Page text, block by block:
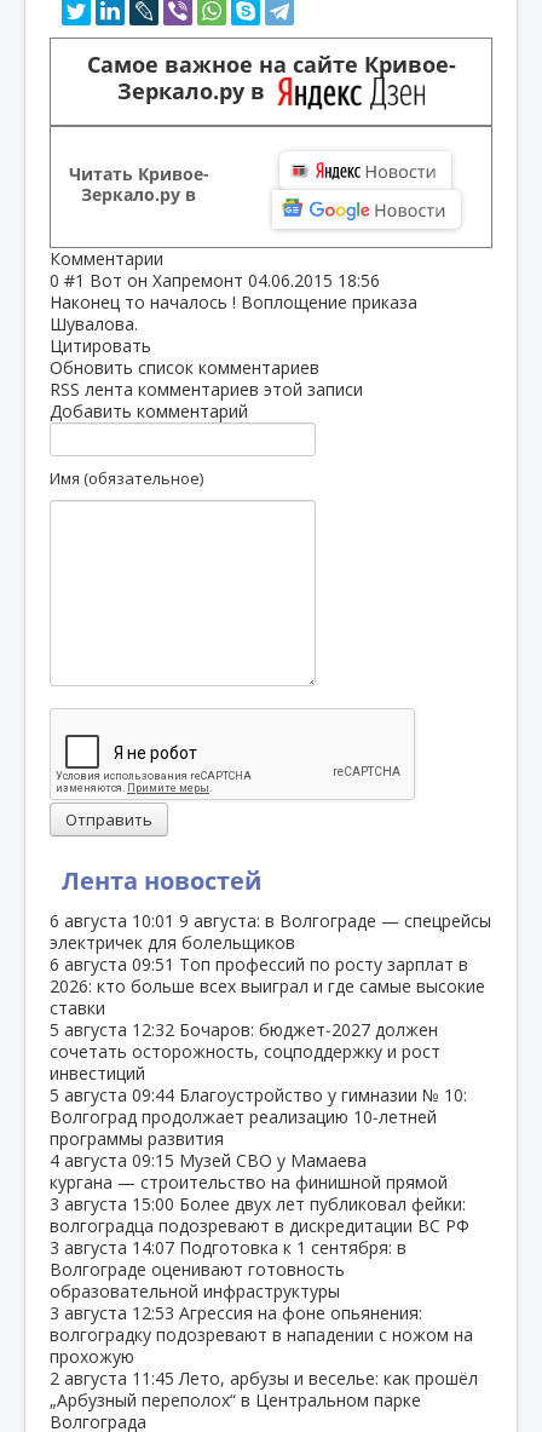
Лента новостей
6 августа 10:01 9 августа: в Волгограде — спецрейсы
электричек для болельщиков
6 августа 09:51 Топ профессий по росту зарплат в
2026: кто больше всех выиграл и где самые высокие
ставки
5 августа 12:32 Бочаров: бюджет‑2027 должен
сочетать осторожность, соцподдержку и рост
инвестиций
5 августа 09:44 Благоустройство у гимназии № 10:
Волгоград продолжает реализацию 10‑летней
программы развития
4 августа 09:15 Музей СВО у Мамаева
кургана — строительство на финишной прямой
3 августа 15:00 Более двух лет публиковал фейки:
волгоградца подозревают в дискредитации ВС РФ
3 августа 14:07 Подготовка к 1 сентября: в
Волгограде оценивают готовность
образовательной инфраструктуры
3 августа 12:53 Агрессия на фоне опьянения:
волгоградку подозревают в нападении с ножом на
прохожую
2 августа 11:45 Лето, арбузы и веселье: как прошёл
„Арбузный переполох“ в Центральном парке
Волгограда
Самое важное на сайте Кривое-
Зеркало.ру в
Читать Кривое-
Зеркало.ру в
Комментарии
0 #1 Вот он Хапремонт 04.06.2015 18:56
Наконец то началось ! Воплощение приказа
Шувалова.
Цитировать
Обновить список комментариев
RSS лента комментариев этой записи
Добавить комментарий
Имя (обязательное)
Отправить